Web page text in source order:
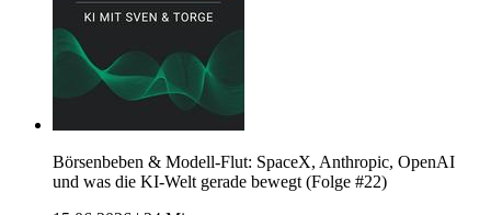
Börsenbeben & Modell-Flut: SpaceX, Anthropic, OpenAI
und was die KI-Welt gerade bewegt (Folge #22)